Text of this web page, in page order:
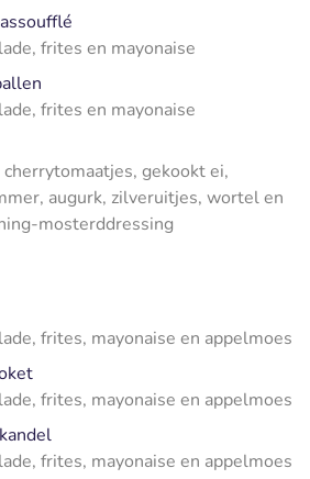
frites en mayonaise
frites en mayonaise
gekookt ei,
augurk, zilveruitjes, wortel en
mosterddressing
frites, mayonaise en appelmoes
frites, mayonaise en appelmoes
frites, mayonaise en appelmoes